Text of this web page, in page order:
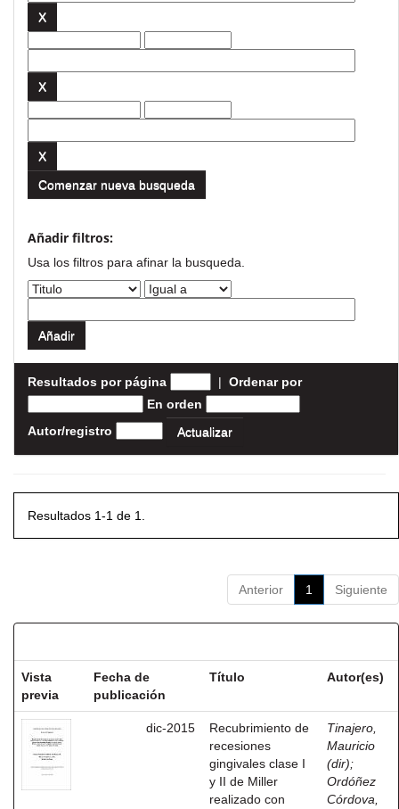
Comenzar nueva busqueda
Añadir filtros:
Usa los filtros para afinar la busqueda.
Resultados por página | Ordenar por
En orden
Autor/registro
Resultados 1-1 de 1.
Anterior 1 Siguiente
Vista
previa
Fecha de
publicación
Título Autor(es)
dic-2015
Recubrimiento de
recesiones
gingivales clase I
y II de Miller
realizado con
Tinajero,
Mauricio
(dir);
Ordóñez
Córdova,